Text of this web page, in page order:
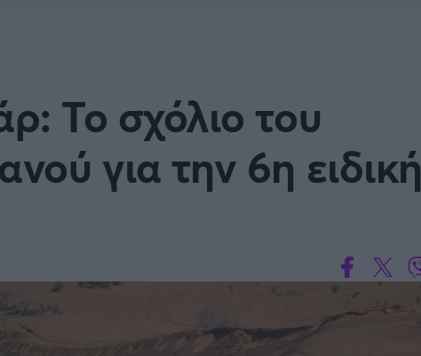
Το σχόλιο του
για την 6η ειδική